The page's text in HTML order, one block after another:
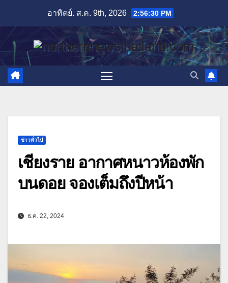
content
อาทิตย์. ส.ค. 9th, 2026 2:56:32 PM
ข่าวทั่วไป
เชียงราย อากาศหนาวห้องพัก
บนดอย จองเต็มถึงปีหน้า
ธ.ค. 22, 2024